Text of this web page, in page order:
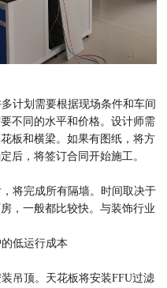
计划需要根据现场条件和车间
不同的水平和价格。设计师需
板和横梁。如果有图纸，将方
后，将签订合同开始施工。
将完成所有隔墙。时间取决于
，一般都比较快。与装饰行业
低运行成本
吊顶。天花板将安装FFU过滤